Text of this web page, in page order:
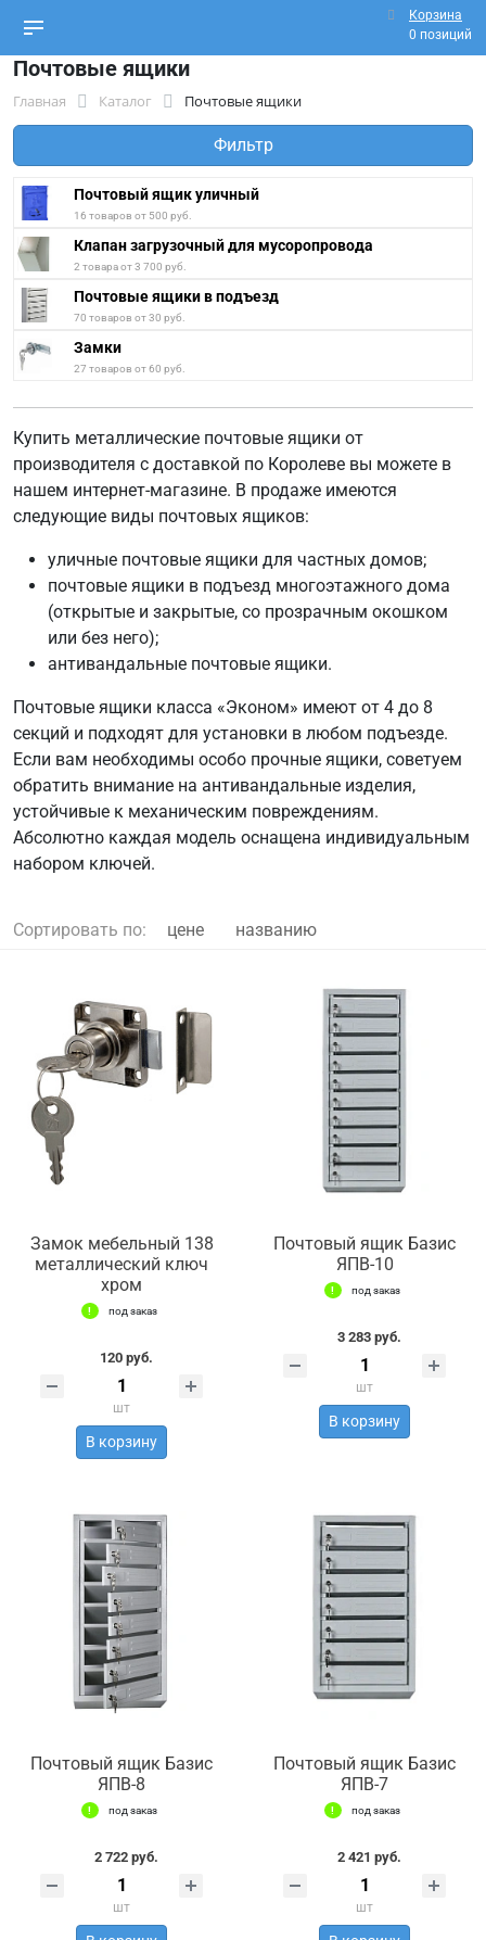
Корзина
0 позиций
Почтовые ящики
Главная Каталог Почтовые ящики
Фильтр
Почтовый ящик уличный
16 товаров от 500 руб.
Клапан загрузочный для мусоропровода
2 товара от 3 700 руб.
Почтовые ящики в подъезд
70 товаров от 30 руб.
Замки
27 товаров от 60 руб.
Купить металлические почтовые ящики от
производителя с доставкой по Королеве вы можете в
нашем интернет-магазине. В продаже имеются
следующие виды почтовых ящиков:
уличные почтовые ящики для частных домов;
почтовые ящики в подъезд многоэтажного дома
(открытые и закрытые, со прозрачным окошком
или без него);
антивандальные почтовые ящики.
Почтовые ящики класса «Эконом» имеют от 4 до 8
секций и подходят для установки в любом подъезде.
Если вам необходимы особо прочные ящики, советуем
обратить внимание на антивандальные изделия,
устойчивые к механическим повреждениям.
Абсолютно каждая модель оснащена индивидуальным
набором ключей.
Сортировать по: цене названию
Замок мебельный 138
металлический ключ
хром
под заказ
120 руб.
шт
В корзину
Почтовый ящик Базис
ЯПВ-10
под заказ
3 283 руб.
шт
В корзину
Почтовый ящик Базис
ЯПВ-8
под заказ
2 722 руб.
шт
Почтовый ящик Базис
ЯПВ-7
под заказ
2 421 руб.
шт